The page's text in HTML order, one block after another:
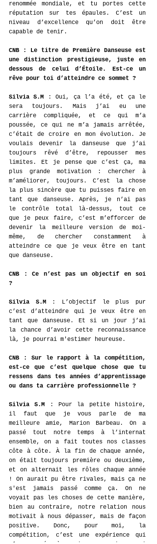
renommée mondiale, et tu portes cette
réputation sur tes épaules. C’est un
niveau d’excellence qu’on doit être
capable de tenir.
CNB : Le titre de Première Danseuse est
une distinction prestigieuse, juste en
dessous de celui d’Étoile. Est-ce un
rêve pour toi d’atteindre ce sommet ?
Silvia S.M : Oui, ça l’a été, et ça le
sera toujours. Mais j’ai eu une
carrière compliquée, et ce qui m’a
poussée, ce qui ne m’a jamais arrêtée,
c’était de croire en mon évolution. Je
voulais devenir la danseuse que j’ai
toujours rêvé d’être, repousser mes
limites. Et je pense que c’est ça, ma
plus grande motivation : chercher à
m’améliorer, toujours. C’est la chose
la plus sincère que tu puisses faire en
tant que danseuse. Après, je n’ai pas
le contrôle total là-dessus, tout ce
que je peux faire, c’est m’efforcer de
devenir la meilleure version de moi-
même, de chercher constamment à
atteindre ce que je veux être en tant
que danseuse.
CNB
: Ce n’est pas un objectif en soi
?
Silvia S.M
: L’objectif le plus pur
c’est d’atteindre qui je veux être en
tant que danseuse. Et si un jour j’ai
la chance d’avoir cette reconnaissance
là, je pourrai m'estimer heureuse.
CNB : Sur le rapport à la compétition,
est-ce que c’est quelque chose que tu
ressens dans tes années d’apprentissage
ou dans ta carrière professionnelle ?
Silvia S.M : Pour la petite histoire,
il faut que je vous parle de ma
meilleure amie, Marion Barbeau. On a
passé tout notre temps à l’internat
ensemble, on a fait toutes nos classes
côte à côte. À la fin de chaque année,
on était toujours première ou deuxième,
et on alternait les rôles chaque année
! On aurait pu être rivales, mais ça ne
s'est jamais passé comme ça. On ne
voyait pas les choses de cette manière,
bien au contraire, notre relation nous
motivait à nous dépasser, mais de façon
positive. Donc, pour moi, la
compétition, c’est une expérience qui